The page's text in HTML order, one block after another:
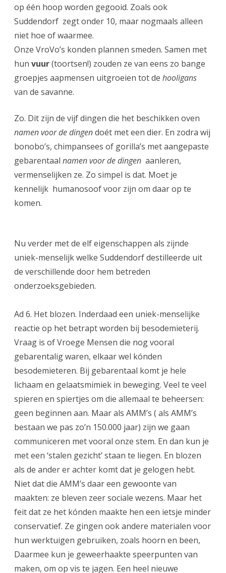
op één hoop worden gegooid. Zoals ook
Suddendorf zegt onder 10, maar nogmaals alleen
niet hoe of waarmee.
Onze VroVo’s konden plannen smeden. Samen met
hun vuur(toortsen!) zouden ze van eens zo bange
groepjes aapmensen uitgroeien tot de hooligans
van de savanne.
Zo. Dit zijn de vijf dingen die het beschikken oven
namen voor de dingendoét met een dier. En zodra wij
bonobo’s, chimpansees of gorilla’s met aangepaste
gebarentaal namen voor de dingen aanleren,
vermenselijken ze. Zo simpel is dat. Moet je
kennelijk humanosoof voor zijn om daar op te
komen.
Nu verder met de elf eigenschappen als zijnde
uniek-menselijk welke Suddendorf destilleerde uit
de verschillende door hem betreden
onderzoeksgebieden.
Ad 6. Het blozen. Inderdaad een uniek-menselijke
reactie op het betrapt worden bij besodemieterij.
Vraag is of Vroege Mensen die nog vooral
gebarentalig waren, elkaar wel kónden
besodemieteren. Bij gebarentaal komt je hele
lichaam en gelaatsmimiek in beweging. Veel te veel
spieren en spiertjes om die allemaal te beheersen:
geen beginnen aan. Maar als AMM’s ( als AMM’s
bestaan we pas zo’n 150.000 jaar) zijn we gaan
communiceren met vooral onze stem. En dan kun je
met een ‘stalen gezicht’ staan te liegen. En blozen
als de ander er achter komt dat je gelogen hebt.
Niet dat die AMM’s daar een gewoonte van
maakten: ze bleven zeer sociale wezens. Maar het
feit dat ze het kónden maakte hen een ietsje minder
conservatief. Ze gingen ook andere materialen voor
hun werktuigen gebruiken, zoals hoorn en been,
Daarmee kun je geweerhaakte speerpunten van
maken, om op vis te jagen. Een heel nieuwe